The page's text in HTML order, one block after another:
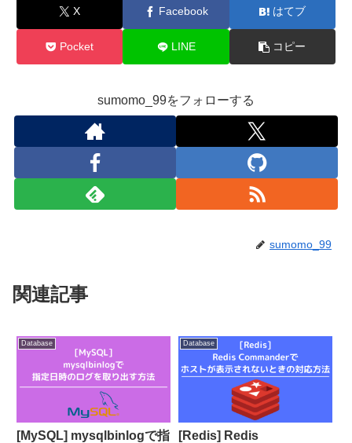
X Facebook はてブ
Pocket LINE コピー
sumomo_99をフォローする
sumomo_99
関連記事
Database
[MySQL] mysqlbinlogで指
Database
[Redis] Redis